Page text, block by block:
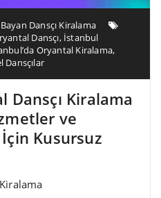
Dansçı Kiralama
Dansçı, İstanbul
Oryantal Kiralama,
Dansçılar
Kiralama
ve
Kusursuz